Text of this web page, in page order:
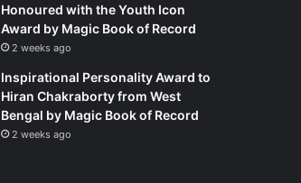
Honoured with the Youth Icon
Award by Magic Book of Record
2 weeks ago
Inspirational Personality Award to
Hiran Chakraborty from West
Bengal by Magic Book of Record
2 weeks ago